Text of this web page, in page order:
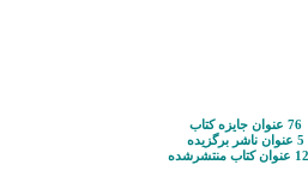
76 عنوان جایزه کتاب
5 عنوان ناشر برگزیده
منتشرشده